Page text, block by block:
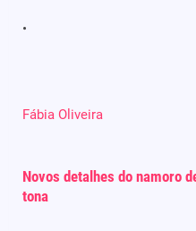
Fábia Oliveira
Novos detalhes do namoro
tona